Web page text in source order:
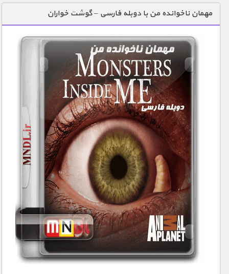
دنیای خوراکی ها
زمین شناسی / محیط زیست
سازه/ معماری/ مهندسی
سرگرمی
شناخت کودکان
علم و فناوری
فرهنگ / هنر
کیهان / نجوم
گردشگری
ماورایی
مسابقات / ورزشی
مستند های اختصاصی
مهمان ناخوانده من با دوبله فارسی – گوشت خواران